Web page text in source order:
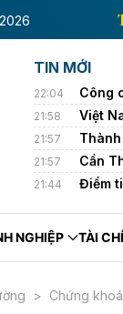
tấn xã Việt
TIN MỚI
22:04 Công
21:58 Việt
21:57
21:57 Cần
21:44 Điểm
NGHIỆP TÀI
Chứng